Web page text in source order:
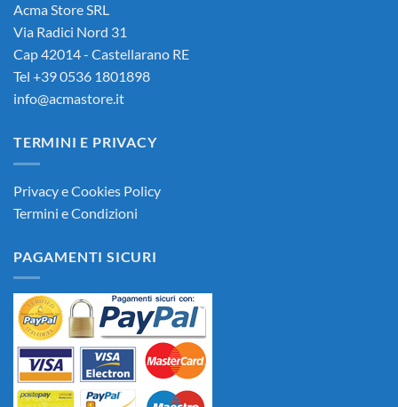
Acma Store SRL
Via Radici Nord 31
Cap 42014 - Castellarano RE
Tel +39 0536 1801898
info@acmastore.it
TERMINI E PRIVACY
Privacy e Cookies Policy
Termini e Condizioni
PAGAMENTI SICURI